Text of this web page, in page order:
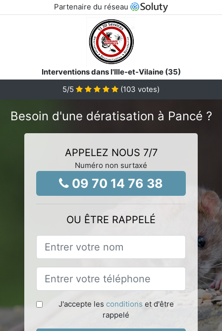
Partenaire du réseau
Interventions dans l'Ille-et-Vilaine (35)
5/5 (103 votes)
Besoin d'une dératisation à Pancé ?
APPELEZ NOUS 7/7
Numéro non surtaxé
09 70 14 76 38
OU ÊTRE RAPPELÉ
J'accepte les conditions et d'être
rappelé